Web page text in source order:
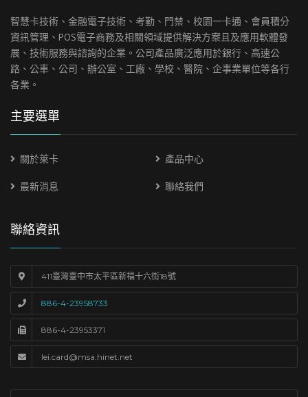
智慧卡技術、金融電子技術、考勤、門禁、校園一卡通、會員積分
資訊管理、 POS電子商務及相關領域提供解決方案且及應用軟體發
展、技術服務與諮詢的企業。公司產品廣泛應用於銀行、高速公
路、公車、公司、辦公室、工廠、學校、醫院、企事業單位等各行
各業。
主要選單
關於萊卡 產品中心
最新消息 聯絡我們
聯絡資訊
411臺灣臺中市太平區新福十六街18號
886-4-23958733
886-4-23953371
lei.card@msa.hinet.net